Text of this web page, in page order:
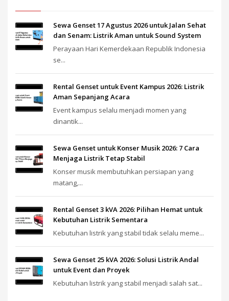
Sewa Genset 17 Agustus 2026 untuk Jalan Sehat
dan Senam: Listrik Aman untuk Sound System
Perayaan Hari Kemerdekaan Republik Indonesia
se...
Rental Genset untuk Event Kampus 2026: Listrik
Aman Sepanjang Acara
Event kampus selalu menjadi momen yang
dinantik...
Sewa Genset untuk Konser Musik 2026: 7 Cara
Menjaga Listrik Tetap Stabil
Konser musik membutuhkan persiapan yang
matang,...
Rental Genset 3 kVA 2026: Pilihan Hemat untuk
Kebutuhan Listrik Sementara
Kebutuhan listrik yang stabil tidak selalu meme...
Sewa Genset 25 kVA 2026: Solusi Listrik Andal
untuk Event dan Proyek
Kebutuhan listrik yang stabil menjadi salah sat...